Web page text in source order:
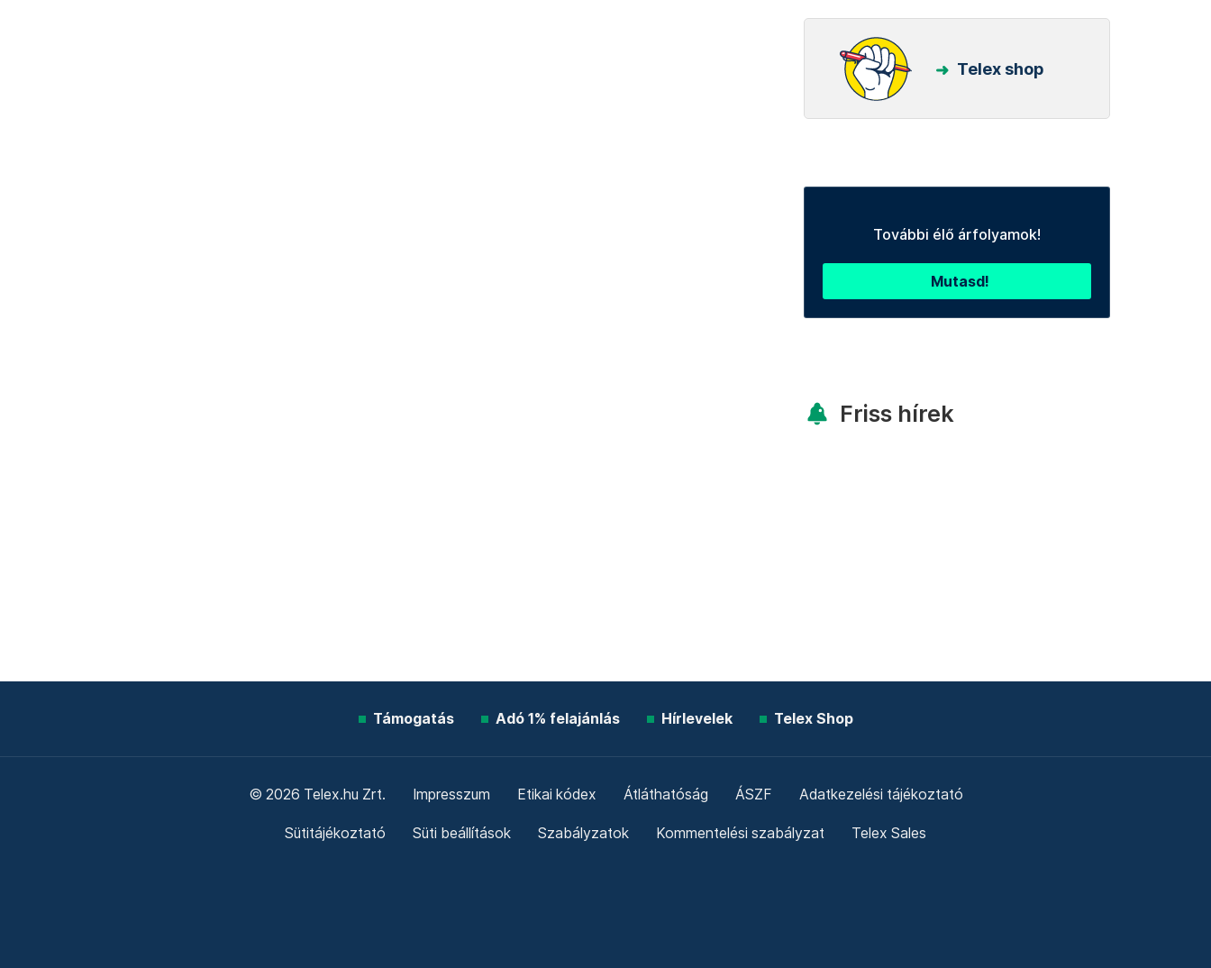
Telex shop
További élő árfolyamok!
Mutasd!
Friss hírek
Támogatás Adó 1% felajánlás Hírlevelek Telex Shop
© 2026 Telex.hu Zrt. Impresszum Etikai kódex Átláthatóság ÁSZF Adatkezelési tájékoztató
Sütitájékoztató Süti beállítások Szabályzatok Kommentelési szabályzat Telex Sales